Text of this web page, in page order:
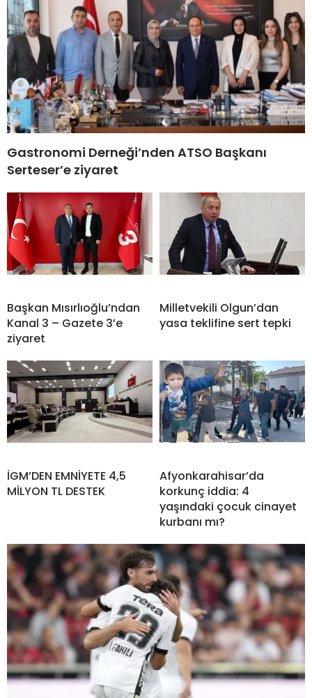
Gastronomi Derneği’nden ATSO Başkanı
Serteser’e ziyaret
Başkan Mısırlıoğlu’ndan
Kanal 3 – Gazete 3’e
ziyaret
Milletvekili Olgun’dan
yasa teklifine sert tepki
İGM’DEN EMNİYETE 4,5
MİLYON TL DESTEK
Afyonkarahisar’da
korkunç iddia: 4
yaşındaki çocuk cinayet
kurbanı mı?